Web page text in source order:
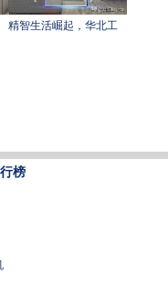
精智生活崛起，华北工
榜